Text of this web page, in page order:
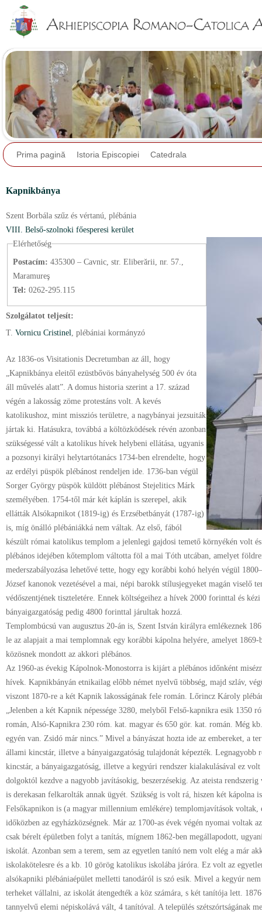
Prima pagină Istoria Episcopiei Catedrala
Kapnikbánya
Szent Borbála szűz és vértanú, plébánia
VIII. Belső-szolnoki főesperesi kerület
Elérhetőség
Postacím: 435300 – Cavnic, str. Eliberării, nr. 57.,
Maramureş
Tel: 0262-295.115
Szolgálatot teljesít:
T. Vornicu Cristinel , plébániai kormányzó
Az 1836-os Visitationis Decretumban az áll, hogy
„Kapnikbánya eleitől ezüstbővös bányahelység 500 év óta
áll művelés alatt”. A domus historia szerint a 17. század
végén a lakosság zöme protestáns volt. A kevés
katolikushoz, mint missziós területre, a nagybányai jezsuiták
jártak ki. Hatásukra, továbbá a költözködések révén azonban
szükségessé vált a katolikus hívek helybeni ellátása, ugyanis
a pozsonyi királyi helytartótanács 1734-ben elrendelte, hogy
az erdélyi püspök plébánost rendeljen ide. 1736-ban végül
Sorger György püspök küldött plébánost Stejelitics Márk
személyében. 1754-től már két káplán is szerepel, akik
ellátták Alsókapnikot (1819-ig) és Erzsébetbányát (1787-ig)
is, míg önálló plébániákká nem váltak. Az első, fából
készült római katolikus templom a jelenlegi gajdosi temető környékén volt
plébános idejében kőtemplom váltotta föl a mai Tóth utcában, amelyet
mederszabályozása lehetővé tette, hogy egy korábbi kohó helyén végül
József kanonok vezetésével a mai, népi barokk stílusjegyeket magán viselő
védőszentjének tiszteletére. Ennek költségeihez a hívek 2000 forinttal és
bányaigazgatóság pedig 4800 forinttal járultak hozzá.
Templombúcsú van augusztus 20-án is, Szent István királyra emlékeznek
le az alapjait a mai templomnak egy korábbi kápolna helyére, amelyet
közösnek mondott az akkori plébános.
Az 1960-as évekig Kápolnok-Monostorra is kijárt a plébános időnként
hívek. Kapnikbányán etnikailag előbb német nyelvű többség, majd szláv,
viszont 1870-re a két Kapnik lakosságának fele román. Lőrincz Károly
„Jelenben a két Kapnik népessége 3280, melyből Felső-kapnikra esik 1350
román, Alsó-Kapnikra 230 róm. kat. magyar és 650 gör. kat. román. Még
egyén van. Zsidó már nincs.” Mivel a bányászat hozta ide az embereket, a
állami kincstár, illetve a bányaigazgatóság tulajdonát képezték. Legnagyobb
kincstár, a bányaigazgatóság, illetve a kegyúri rendszer kialakulásával ez
dolgoktól kezdve a nagyobb javításokig, beszerzésekig. Az ateista
is derekasan felkarolták annak ügyét. Szükség is volt rá, hiszen két kápolna
Felsőkapnikon is (a magyar millennium emlékére) templomjavítások voltak,
időközben az egyházközségnek. Már az 1700-as évek végén nyomai voltak
csak bérelt épületben folyt a tanítás, mígnem 1862-ben megállapodott,
iskolát. Azonban sem a terem, sem az egyetlen tanító nem volt elég a már
iskolakötelesre és a kb. 10 görög katolikus iskolába járóra. Ez volt az
alsókapniki plébániaépület melletti tanodáról is szó esik. Mivel a kegyúr
terheket vállalni, az iskolát átengedték a köz számára, s két tanítója lett.
tannyelvű elemi népiskolává vált, 4 tanítóval. A település szétszórtságának